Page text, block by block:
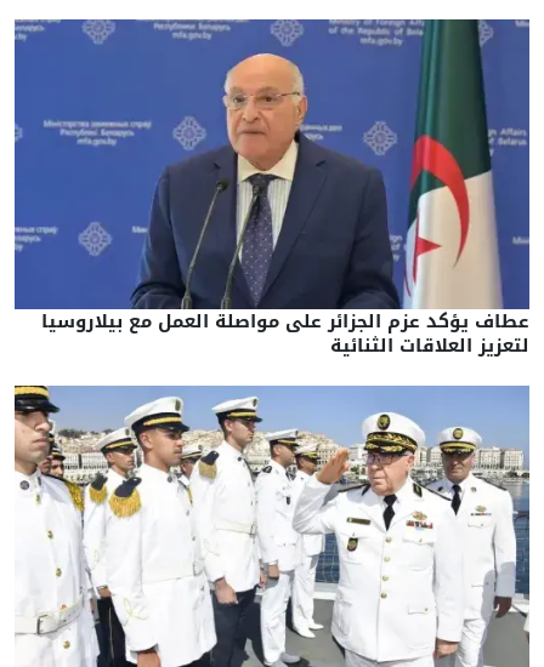
عطاف يؤكد عزم الجزائر على مواصلة العمل مع بيلاروسيا
لتعزيز العلاقات الثنائية